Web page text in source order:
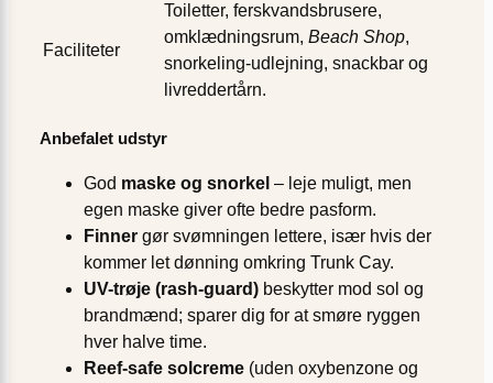
Faciliteter
Toiletter, ferskvandsbrusere,
omklædningsrum, Beach Shop,
snorkeling-udlejning, snackbar og
livreddertårn.
Anbefalet udstyr
God maske og snorkel – leje muligt, men
egen maske giver ofte bedre pasform.
Finner gør svømningen lettere, især hvis der
kommer let dønning omkring Trunk Cay.
UV-trøje (rash-guard) beskytter mod sol og
brandmænd; sparer dig for at smøre ryggen
hver halve time.
Reef-safe solcreme (uden oxybenzone og